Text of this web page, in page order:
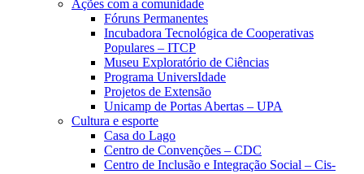
Ações com a comunidade
Fóruns Permanentes
Incubadora Tecnológica de Cooperativas
Populares – ITCP
Museu Exploratório de Ciências
Programa UniversIdade
Projetos de Extensão
Unicamp de Portas Abertas – UPA
Cultura e esporte
Casa do Lago
Centro de Convenções – CDC
Centro de Inclusão e Integração Social – Cis-